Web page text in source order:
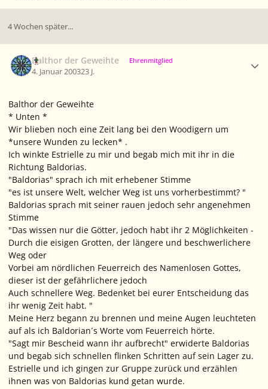
4 Wochen später...
Balthor der Geweihte Ehrenmitglied
4. Januar 200323 J.
Balthor der Geweihte
* Unten *
Wir blieben noch eine Zeit lang bei den Woodigern um
*unsere Wunden zu lecken* .
Ich winkte Estrielle zu mir und begab mich mit ihr in die
Richtung Baldorias.
"Baldorias" sprach ich mit erhebener Stimme
"es ist unsere Welt, welcher Weg ist uns vorherbestimmt? "
Baldorias sprach mit seiner rauen jedoch sehr angenehmen
Stimme
"Das wissen nur die Götter, jedoch habt ihr 2 Möglichkeiten -
Durch die eisigen Grotten, der längere und beschwerlichere
Weg oder
Vorbei am nördlichen Feuerreich des Namenlosen Gottes,
dieser ist der gefährlichere jedoch
Auch schnellere Weg. Bedenket bei eurer Entscheidung das
ihr wenig Zeit habt. "
Meine Herz begann zu brennen und meine Augen leuchteten
auf als ich Baldorian´s Worte vom Feuerreich hörte.
"Sagt mir Bescheid wann ihr aufbrecht" erwiderte Baldorias
und begab sich schnellen flinken Schritten auf sein Lager zu.
Estrielle und ich gingen zur Gruppe zurück und erzählen
ihnen was von Baldorias kund getan wurde.